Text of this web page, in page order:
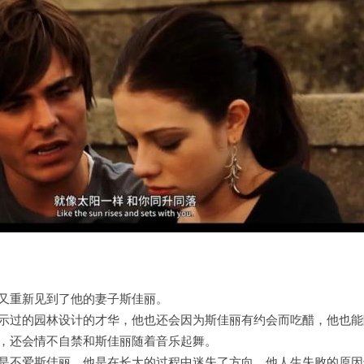
新见到了他的妻子斯佳丽。
过的园林设计的才华，他也还会因为斯佳丽有约会而吃醋，他也
会情不自禁和斯佳丽随着音乐起舞。